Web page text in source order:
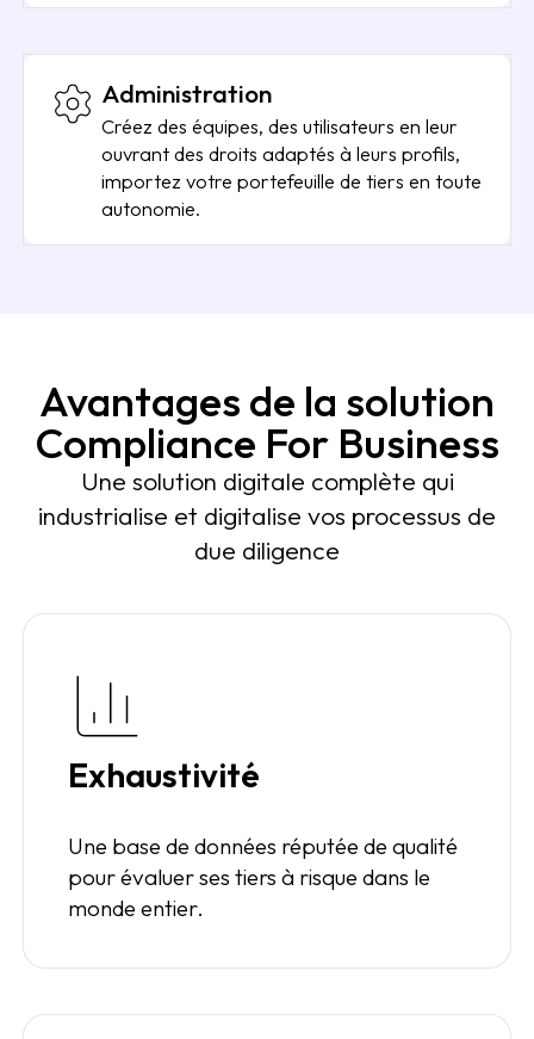
Administration
Créez des équipes, des utilisateurs en leur
ouvrant des droits adaptés à leurs profils,
importez votre portefeuille de tiers en toute
autonomie.
Avantages de la solution
Compliance For Business
Une solution digitale complète qui
industrialise et digitalise vos processus de
due diligence
Exhaustivité
Une base de données réputée de qualité
pour évaluer ses tiers à risque dans le
monde entier.